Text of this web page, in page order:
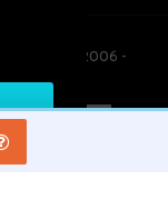
rezervate. 2006 -